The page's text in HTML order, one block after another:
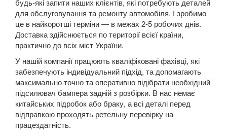
Q2
Q3 I (8UB)
Q3 Sportback (FY)
Q5 I (8RB)
Q5 II (FY, 80A)
Q5 II (80A) Sportback
Q7 I (4L)
будь-які запити наших клієнтів, які потребують деталей
для обслуговування та ремонту автомобіля. І зробимо
це в найкоротші терміни — в межах 2-5 робочих днів.
Доставка здійснюється по території всієї країни,
практично до всіх міст України.
У нашій компанії працюють кваліфіковані фахівці, які
забезпечують індивідуальний підхід, та допомагають
максимально точно та оперативно підібрати необхідний
підсилювач бампера задній з розбірки. В нас немає
китайських підробок або браку, а всі деталі перед
відправкою проходять ретельну перевірку на
працездатність.